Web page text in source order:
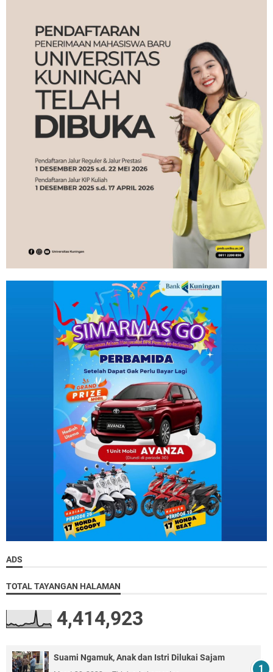
ADS
TOTAL TAYANGAN HALAMAN
4,414,923
Suami Ngamuk, Anak dan Istri Dilukai Sajam